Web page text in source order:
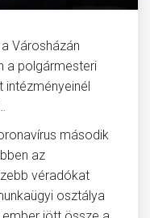
Városházán
a polgármesteri
intézményeinél
második
az
véradókat
osztálya